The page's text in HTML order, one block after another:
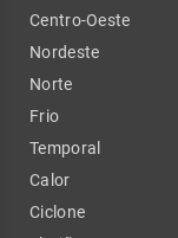
Centro-Oeste
Nordeste
Norte
Frio
Temporal
Calor
Ciclone